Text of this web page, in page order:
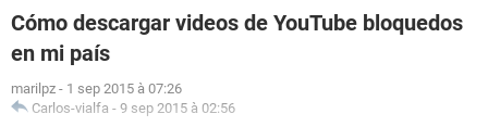
Cómo descargar videos de YouTube bloquedos
en mi país
marilpz - 1 sep 2015 à 07:26
Carlos-vialfa - 9 sep 2015 à 02:56